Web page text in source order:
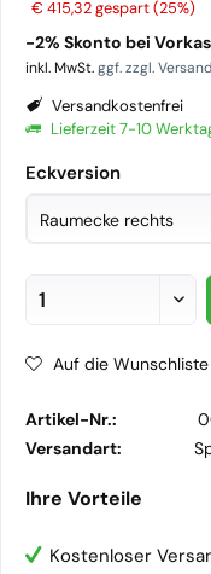
€ 415,32gespart (25%)
-2% Skonto bei
inkl. MwSt.ggf. zzgl.
Versandkostenfrei
Lieferzeit 7-10
Eckversion
Auf die Wunschliste
Artikel-Nr.:
Versandart:
Ihre Vorteile
Kostenloser